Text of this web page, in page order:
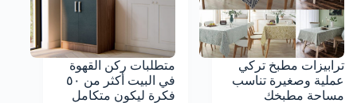
ترابيزات مطبخ تركي
عملية وصغيرة تناسب
مساحة مطبخك
متطلبات ركن القهوة
في البيت أكثر من ٥٠
فكرة ليكون متكامل